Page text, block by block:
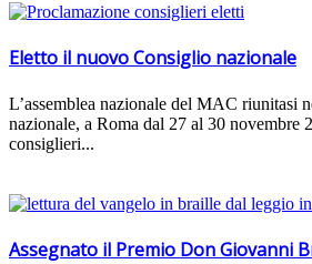
Eletto il nuovo Consiglio nazionale
L’assemblea nazionale del MAC riunitasi
nazionale, a Roma dal 27 al 30 novembre
consiglieri...
Assegnato il Premio Don Giovanni